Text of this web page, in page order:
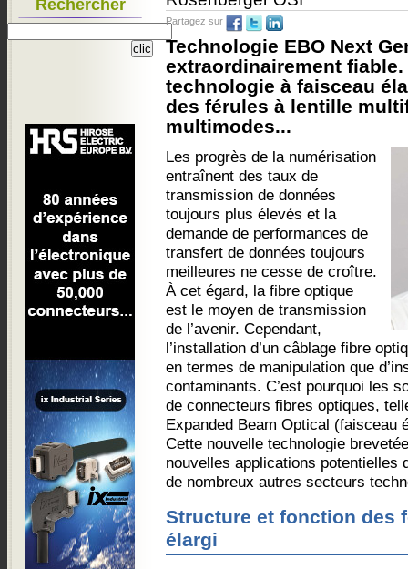
Rechercher
Partagez sur
Technologie EBO Next
extraordinairement
technologie à faisceau
des férules à lentille
multimodes...
Les progrès de la numérisation
entraînent des taux de
transmission de données
toujours plus élevés et la
demande de performances de
transfert de données toujours
meilleures ne cesse de croître.
À cet égard, la fibre optique
est le moyen de transmission
de l’avenir. Cependant,
l’installation d’un câblage fibre
en termes de manipulation que
contaminants. C’est pourquoi les
de connecteurs fibres optiques,
Expanded Beam Optical (faisceau
Cette nouvelle technologie
nouvelles applications potentielles
de nombreux autres secteurs
Structure et fonction des
élargi